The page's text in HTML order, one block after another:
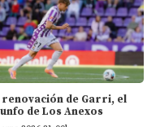
renovación de Garri, el
de Los Anexos